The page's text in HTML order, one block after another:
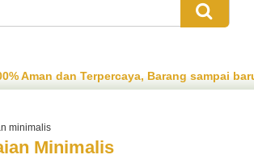
dan Terpercaya, Barang sampai baru
minimalis
Minimalis